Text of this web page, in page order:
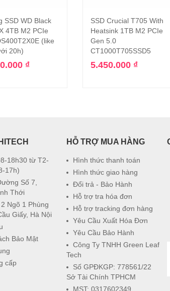
vào giỏ hàng
SSD WD Black
4TB M2 PCIe
(like
20h)
₫
Thêm vào giỏ hàng
SSD Crucial T705 With
Heatsink 1TB M2 PCIe
Gen 5.0
CT1000T705SSD5
5.450.000 ₫
18h30 từ T2-
17h)
Số 7,
Thới
Ngõ 1 Phùng
Giấy, Hà Nội
Bảo Mật
cấp
HỖ TRỢ MUA HÀNG
Hình thức thanh toán
Hình thức giao hàng
Đổi trả - Bảo Hành
Hỗ trợ tra hóa đơn
Hỗ trợ tracking đơn hàng
Yêu Cầu Xuất Hóa Đơn
Yêu Cầu Bảo Hành
Công Ty TNHH Green Leaf
Tech
Số GPĐKGP: 778561/22
Sở Tài Chính TPHCM
MST: 0317602349